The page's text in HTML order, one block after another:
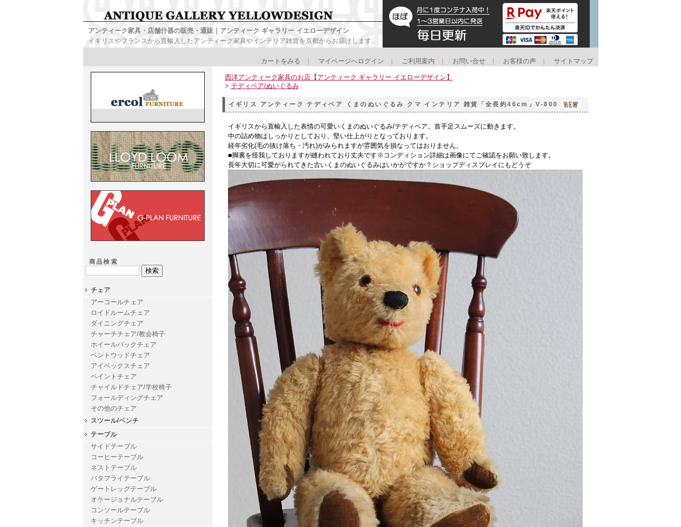
アンティーク家具・店舗什器の販売・通販｜アンティーク ギャラリー イエローデザイン
イギリスやフランスから直輸入したアンティーク家具やインテリア雑貨を京都からお届けします。
カートをみる マイページへログイン ご利用案内 お問い合せ お客様の声 サイトマップ
商品検索
チェア
アーコールチェア
ロイドルームチェア
ダイニングチェア
チャーチチェア/教会椅子
ホイールバックチェア
ベントウッドチェア
アイベックスチェア
ペイントチェア
チャイルドチェア/学校椅子
フォールディングチェア
その他のチェア
スツール/ベンチ
テーブル
サイドテーブル
コーヒーテーブル
ネストテーブル
バタフライテーブル
ゲートレッグテーブル
オケージョナルテーブル
コンソールテーブル
キッチンテーブル
西洋アンティーク家具のお店【アンティーク ギャラリー イエローデザイン】
> テディベア/ぬいぐるみ
イギリス アンティーク テディベア くまのぬいぐるみ クマ インテリア 雑貨「全長約46cm」V-800
イギリスから直輸入した表情の可愛いくまのぬいぐるみ/テディベア。首手足スムーズに動きます。
中の詰め物はしっかりとしており、堅い仕上がりとなっております。
経年劣化(毛の抜け落ち・汚れ)がみられますが雰囲気を損なってはおりません。
■脚裏を怪我しておりますが縫われており丈夫です※コンディション詳細は画像にてご確認をお願い致します。
長年大切に可愛がられてきた古いくまのぬいぐるみはいかがですか？ショップディスプレイにもどうぞ